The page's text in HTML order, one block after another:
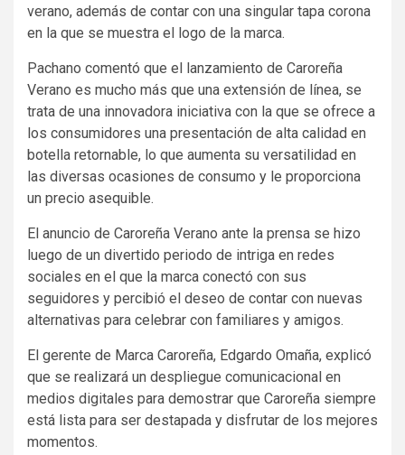
verano, además de contar con una singular tapa corona
en la que se muestra el logo de la marca.
Pachano comentó que el lanzamiento de Caroreña
Verano es mucho más que una extensión de línea, se
trata de una innovadora iniciativa con la que se ofrece a
los consumidores una presentación de alta calidad en
botella retornable, lo que aumenta su versatilidad en
las diversas ocasiones de consumo y le proporciona
un precio asequible.
El anuncio de Caroreña Verano ante la prensa se hizo
luego de un divertido periodo de intriga en redes
sociales en el que la marca conectó con sus
seguidores y percibió el deseo de contar con nuevas
alternativas para celebrar con familiares y amigos.
El gerente de Marca Caroreña, Edgardo Omaña, explicó
que se realizará un despliegue comunicacional en
medios digitales para demostrar que Caroreña siempre
está lista para ser destapada y disfrutar de los mejores
momentos.